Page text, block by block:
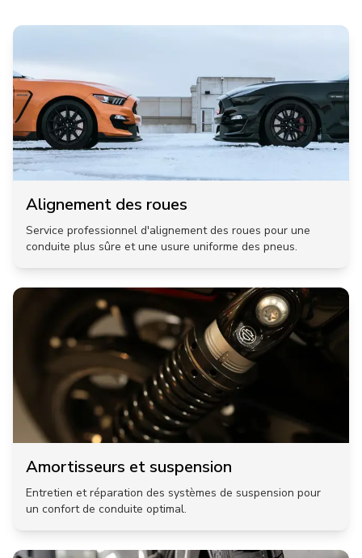
Alignement des roues
Service professionnel d'alignement des roues pour une
conduite plus sûre et une usure uniforme des pneus.
Amortisseurs et suspension
Entretien et réparation des systèmes de suspension pour
un confort de conduite optimal.